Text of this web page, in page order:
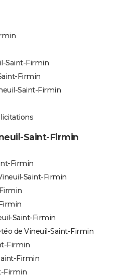
Saint-Firmin
Firmin
Saint-Firmin
Saint-Firmin
Firmin
Saint-Firmin
Saint-Firmin
de Vineuil-Saint-Firmin
Firmin
Firmin
Firmin